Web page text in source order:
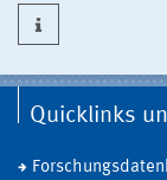
Quicklinks